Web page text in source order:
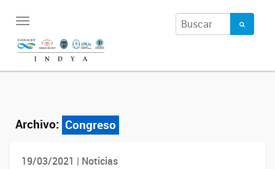
Toggle
navigation
Archivo: Congreso
19/03/2021 | Noticias